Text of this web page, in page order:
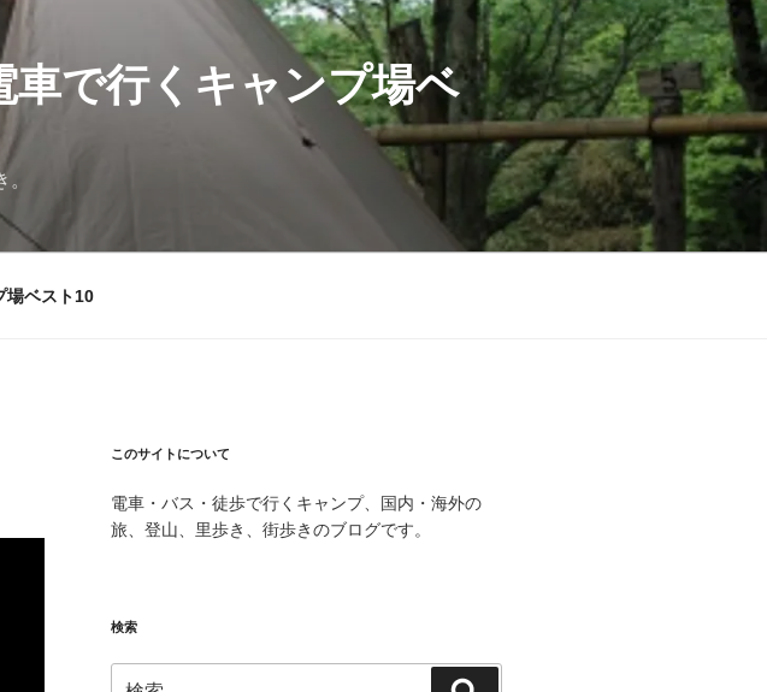
車で行くキャンプ場ベ
場ベスト10
このサイトについて
電車・バス・徒歩で行くキャンプ、国内・海外の
旅、登山、里歩き、街歩きのブログです。
検索